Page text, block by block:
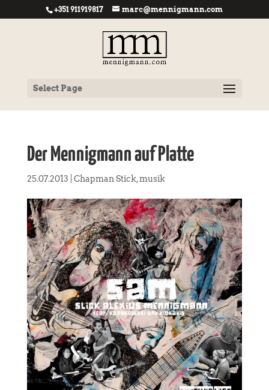
+351 911919817 marc@mennigmann.com
Select Page
Der Mennigmann auf Platte
25.07.2013 Chapman Stick,musik